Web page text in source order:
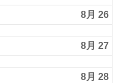
8月 26
8月 27
8月 28